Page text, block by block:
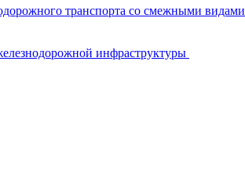
транспорта со смежными видами
инфраструктуры